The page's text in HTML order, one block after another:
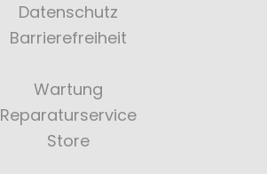
Datenschutz
Barrierefreiheit
Wartung
Reparaturservice
Store